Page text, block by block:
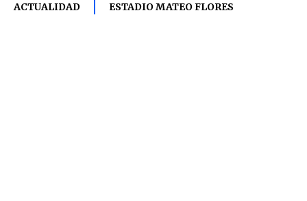
ACTUALIDAD
ESTADIO MATEO FLORES